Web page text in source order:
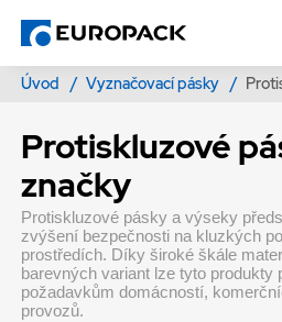
Úvod / Vyznačovací pásky /
Protiskluzové
značky
Protiskluzové pásky a výseky
zvýšení bezpečnosti na kluzkých
prostředích. Díky široké škále
barevných variant lze tyto produkty
požadavkům domácností,
provozů.